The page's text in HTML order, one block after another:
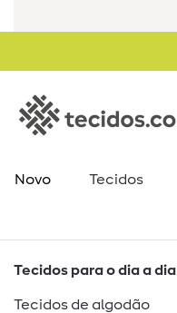
Novo Tecidos
Tecidos para o dia a dia
Tecidos de algodão